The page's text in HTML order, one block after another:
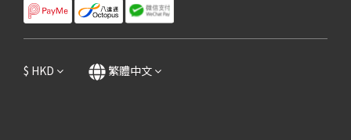
$ HKD 繁體中文